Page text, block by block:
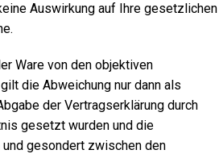
Auswirkung auf Ihre gesetzlichen
Ware von den objektiven
die Abweichung nur dann als
der Vertragserklärung durch
gesetzt wurden und die
gesondert zwischen den